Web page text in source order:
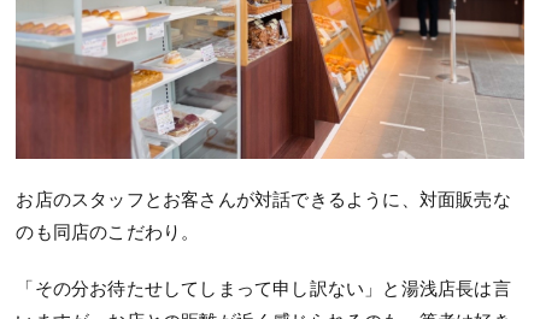
お店のスタッフとお客さんが対話できるように、対面販売な
のも同店のこだわり。
「その分お待たせしてしまって申し訳ない」と湯浅店長は言